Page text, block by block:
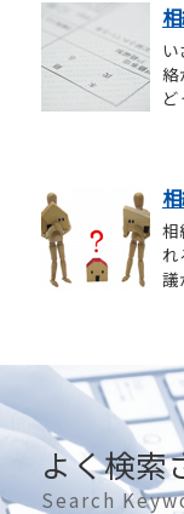
絡
相
れ
議
よく検索
Search